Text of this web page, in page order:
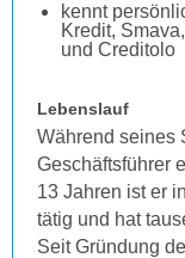
kennt
Kredit,
und Creditolo
Lebenslauf
Während seines
Geschäftsführer
13 Jahren ist er
tätig und hat
Seit Gründung